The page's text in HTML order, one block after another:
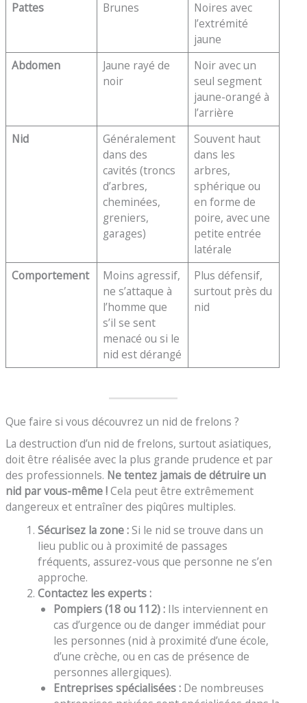
Pattes
Brunes
Noires avec
l’extrémité
jaune
Abdomen
Jaune rayé de
noir
Noir avec un
seul segment
jaune-orangé à
l’arrière
Nid
Généralement
dans des
cavités (troncs
d’arbres,
cheminées,
greniers,
garages)
Souvent haut
dans les
arbres,
sphérique ou
en forme de
poire, avec une
petite entrée
latérale
Comportement
Moins agressif,
ne s’attaque à
l’homme que
s’il se sent
menacé ou si le
nid est dérangé
Plus défensif,
surtout près du
nid
Que faire si vous découvrez un nid de frelons ?
La destruction d’un nid de frelons, surtout asiatiques,
doit être réalisée avec la plus grande prudence et par
des professionnels. Ne tentez jamais de détruire un
nid par vous-même !Cela peut être extrêmement
dangereux et entraîner des piqûres multiples.
Sécurisez la zone :Si le nid se trouve dans un
lieu public ou à proximité de passages
fréquents, assurez-vous que personne ne s’en
approche.
Contactez les experts :
Pompiers (18 ou 112) : Ils interviennent en
cas d’urgence ou de danger immédiat pour
les personnes (nid à proximité d’une école,
d’une crèche, ou en cas de présence de
personnes allergiques).
Entreprises spécialisées : De nombreuses